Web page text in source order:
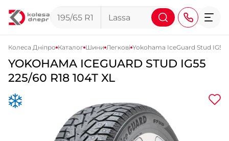
+38 (067) 113-44-44
+38 (095) 276-44-44
Колеса Дніпро Каталог Шини Легкові Yokohama IceGuard Stud IG55
YOKOHAMA ICEGUARD STUD IG55
225/60 R18 104T XL